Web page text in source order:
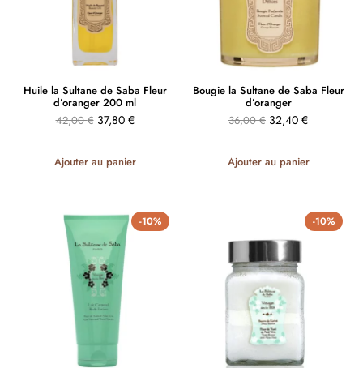
Huile la Sultane de Saba Fleur
d’oranger 200 ml
42,00€ 37,80 €
Ajouter au panier
Bougie la Sultane de Saba Fleur
d’oranger
36,00€ 32,40 €
Ajouter au panier
-10% -10%